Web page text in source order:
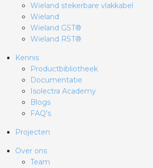
Wieland stekerbare vlakkabel
Wieland
Wieland GST®
Wieland RST®
Kennis
Productbibliotheek
Documentatie
Isolectra Academy
Blogs
FAQ's
Projecten
Over ons
Team